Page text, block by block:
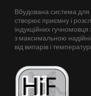
Вбудована система
створює приємну і
індукційних
з максимальною
від випарів і